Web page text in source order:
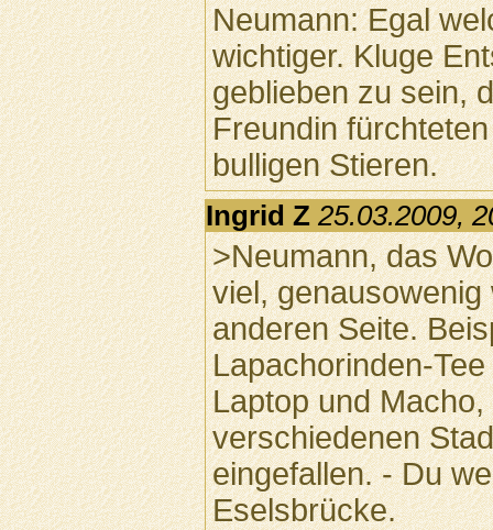
Neumann: Egal
wichtiger. Kluge
geblieben zu sein,
Freundin
bulligen Stieren.
Ingrid Z 25.03.2009,
>Neumann, das
viel,
anderen Seite.
Lapachorinden-
Laptop und
verschiedenen
eingefallen. - Du
Eselsbrücke.